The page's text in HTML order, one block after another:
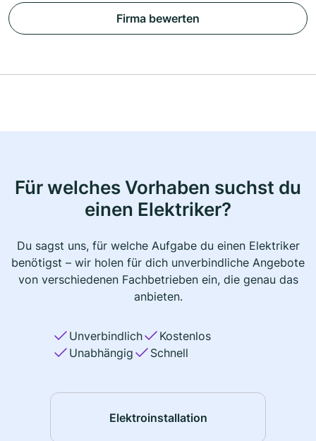
Firma bewerten
Für welches Vorhaben suchst du
einen Elektriker?
Du sagst uns, für welche Aufgabe du einen Elektriker
benötigst – wir holen für dich unverbindliche Angebote
von verschiedenen Fachbetrieben ein, die genau das
anbieten.
Unverbindlich
Kostenlos
Unabhängig
Schnell
Elektroinstallation